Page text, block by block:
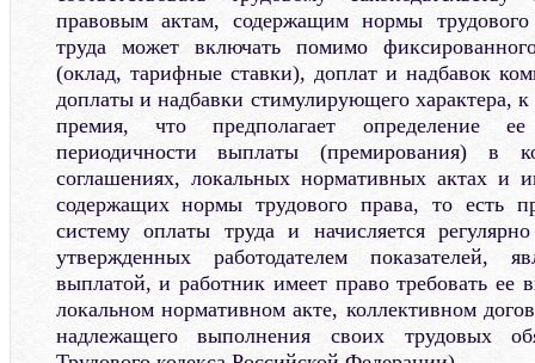
правовым актам, содержащим нормы
труда может включать помимо
(оклад, тарифные ставки), доплат и надбавок
доплаты и надбавки стимулирующего характера,
премия, что предполагает определение
периодичности выплаты (премирования) в
соглашениях, локальных нормативных актах и
содержащих нормы трудового права, то есть
систему оплаты труда и начисляется
утвержденных работодателем показателей,
выплатой, и работник имеет право требовать ее
локальном нормативном акте, коллективном
надлежащего выполнения своих трудовых